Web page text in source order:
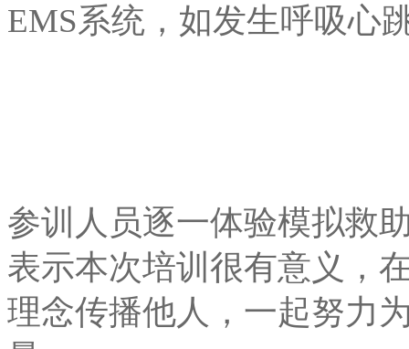
EMS系统，如发生呼吸心
参训人员逐一体验模拟救
表示本次培训很有意义，
理念传播他人，一起努力